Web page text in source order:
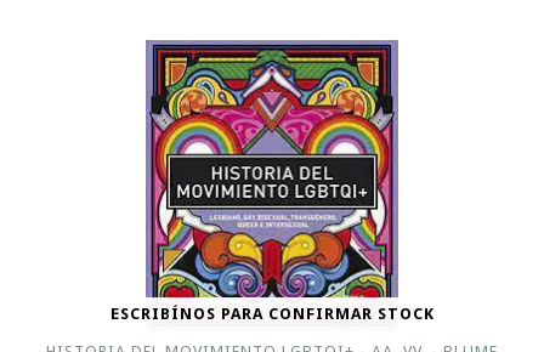
ESCRIBÍNOS PARA CONFIRMAR STOCK